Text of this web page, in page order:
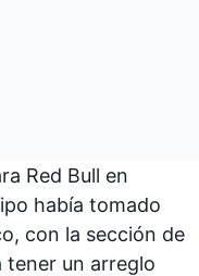
Red Bull en
había tomado
con la sección de
tener un arreglo